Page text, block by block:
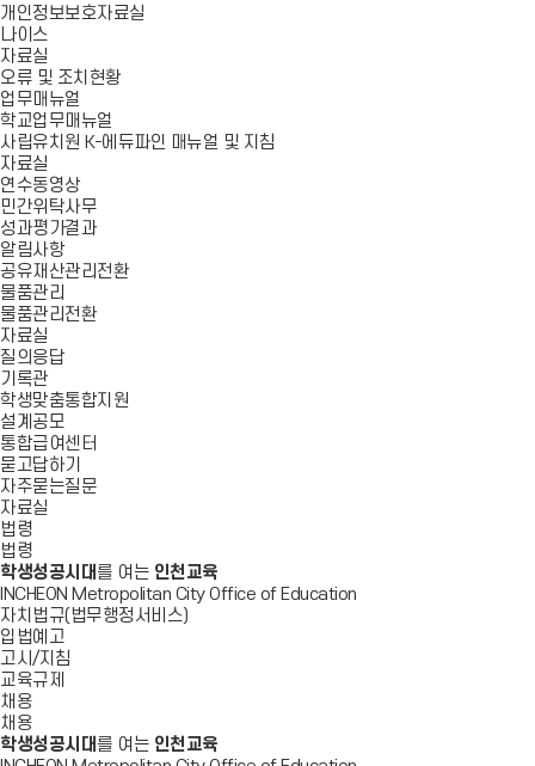
개인정보보호자료실
나이스
자료실
오류 및 조치현황
업무매뉴얼
학교업무매뉴얼
사립유치원 K-에듀파인 매뉴얼 및 지침
자료실
연수동영상
민간위탁사무
성과평가결과
알림사항
공유재산관리전환
물품관리
물품관리전환
자료실
질의응답
기록관
학생맞춤통합지원
설계공모
통합급여센터
묻고답하기
자주묻는질문
자료실
법령
법령
학생성공시대 를 여는 인천교육
INCHEON Metropolitan City Office of Education
자치법규(법무행정서비스)
입법예고
고시/지침
교육규제
채용
채용
학생성공시대 를 여는 인천교육